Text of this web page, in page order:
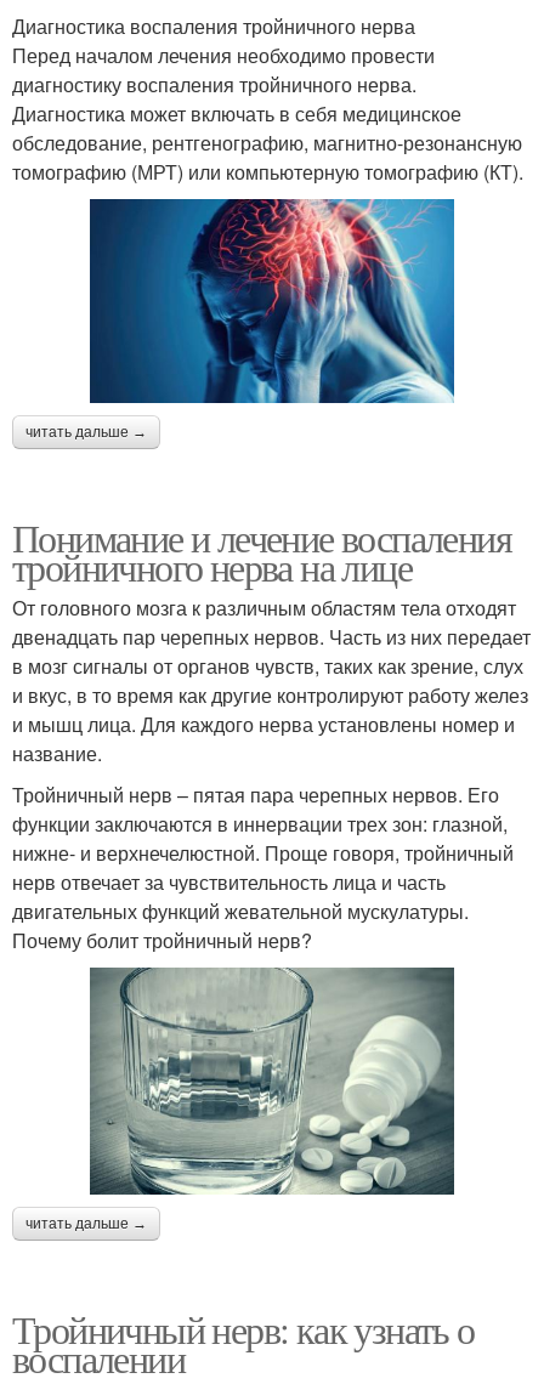
Диагностика воспаления тройничного нерва
Перед началом лечения необходимо провести
диагностику воспаления тройничного нерва.
Диагностика может включать в себя медицинское
обследование, рентгенографию, магнитно-резонансную
томографию (МРТ) или компьютерную томографию (КТ).
читать дальше →
Понимание и лечение воспаления
тройничного нерва на лице
От головного мозга к различным областям тела отходят
двенадцать пар черепных нервов. Часть из них передает
в мозг сигналы от органов чувств, таких как зрение, слух
и вкус, в то время как другие контролируют работу желез
и мышц лица. Для каждого нерва установлены номер и
название.
Тройничный нерв – пятая пара черепных нервов. Его
функции заключаются в иннервации трех зон: глазной,
нижне- и верхнечелюстной. Проще говоря, тройничный
нерв отвечает за чувствительность лица и часть
двигательных функций жевательной мускулатуры.
Почему болит тройничный нерв?
читать дальше →
Тройничный нерв: как узнать о
воспалении